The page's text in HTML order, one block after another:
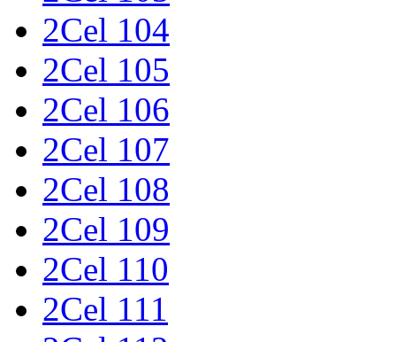
2Cel 104
2Cel 105
2Cel 106
2Cel 107
2Cel 108
2Cel 109
2Cel 110
2Cel 111